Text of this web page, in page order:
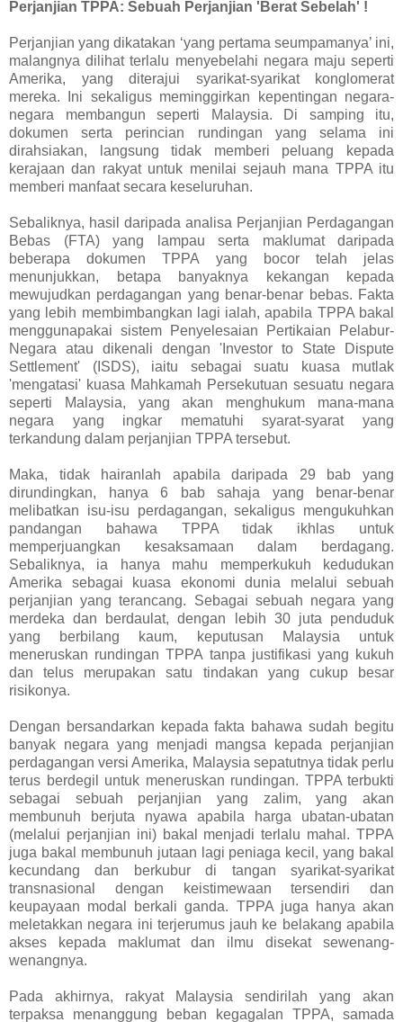
Perjanjian TPPA: Sebuah Perjanjian 'Berat Sebelah' !
Perjanjian yang dikatakan ‘yang pertama seumpamanya’ ini,
malangnya dilihat terlalu menyebelahi negara maju seperti
Amerika, yang diterajui syarikat-syarikat konglomerat
mereka. Ini sekaligus meminggirkan kepentingan negara-
negara membangun seperti Malaysia. Di samping itu,
dokumen serta perincian rundingan yang selama ini
dirahsiakan, langsung tidak memberi peluang kepada
kerajaan dan rakyat untuk menilai sejauh mana TPPA itu
memberi manfaat secara keseluruhan.
Sebaliknya, hasil daripada analisa Perjanjian Perdagangan
Bebas (FTA) yang lampau serta maklumat daripada
beberapa dokumen TPPA yang bocor telah jelas
menunjukkan, betapa banyaknya kekangan kepada
mewujudkan perdagangan yang benar-benar bebas. Fakta
yang lebih membimbangkan lagi ialah, apabila TPPA bakal
menggunapakai sistem Penyelesaian Pertikaian Pelabur-
Negara atau dikenali dengan 'Investor to State Dispute
Settlement' (ISDS), iaitu sebagai suatu kuasa mutlak
'mengatasi' kuasa Mahkamah Persekutuan sesuatu negara
seperti Malaysia, yang akan menghukum mana-mana
negara yang ingkar mematuhi syarat-syarat yang
terkandung dalam perjanjian TPPA tersebut.
Maka, tidak hairanlah apabila daripada 29 bab yang
dirundingkan, hanya 6 bab sahaja yang benar-benar
melibatkan isu-isu perdagangan, sekaligus mengukuhkan
pandangan bahawa TPPA tidak ikhlas untuk
memperjuangkan kesaksamaan dalam berdagang.
Sebaliknya, ia hanya mahu memperkukuh kedudukan
Amerika sebagai kuasa ekonomi dunia melalui sebuah
perjanjian yang terancang. Sebagai sebuah negara yang
merdeka dan berdaulat, dengan lebih 30 juta penduduk
yang berbilang kaum, keputusan Malaysia untuk
meneruskan rundingan TPPA tanpa justifikasi yang kukuh
dan telus merupakan satu tindakan yang cukup besar
risikonya.
Dengan bersandarkan kepada fakta bahawa sudah begitu
banyak negara yang menjadi mangsa kepada perjanjian
perdagangan versi Amerika, Malaysia sepatutnya tidak perlu
terus berdegil untuk meneruskan rundingan. TPPA terbukti
sebagai sebuah perjanjian yang zalim, yang akan
membunuh berjuta nyawa apabila harga ubatan-ubatan
(melalui perjanjian ini) bakal menjadi terlalu mahal. TPPA
juga bakal membunuh jutaan lagi peniaga kecil, yang bakal
kecundang dan berkubur di tangan syarikat-syarikat
transnasional dengan keistimewaan tersendiri dan
keupayaan modal berkali ganda. TPPA juga hanya akan
meletakkan negara ini terjerumus jauh ke belakang apabila
akses kepada maklumat dan ilmu disekat sewenang-
wenangnya.
Pada akhirnya, rakyat Malaysia sendirilah yang akan
terpaksa menanggung beban kegagalan TPPA, samada